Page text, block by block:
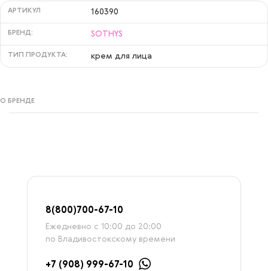
АРТИКУЛ 160390
БРЕНД: SOTHYS
ТИП ПРОДУКТА: крем для лица
О БРЕНДЕ
8(800)700-67-10
Ежедневно с 10:00 до 20:00
по Владивостокскому времени
+7 (908) 999-67-10